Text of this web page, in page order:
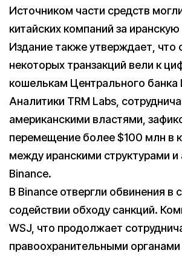
Источником части средств
китайских компаний за
Издание также утверждает, что
некоторых транзакций вели к
кошелькам Центрального банка
Аналитики TRM Labs,
американскими властями,
перемещение более $100 млн в
между иранскими структурами и
Binance.
В Binance отвергли обвинения в
содействии обходу санкций.
WSJ, что продолжает
правоохранительными органами